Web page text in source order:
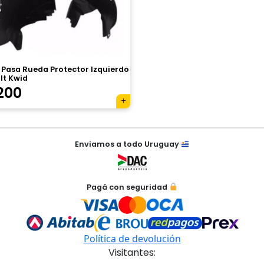
Pasa Rueda Protector Izquierdo
Kwid
Enviamos a todo Uruguay
Pagá con seguridad
Política de devolución
Visitantes: